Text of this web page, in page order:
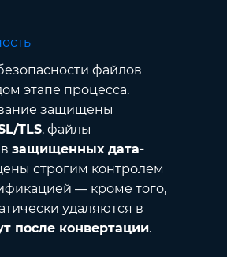
файлов
этапе процесса.
защищены
TLS, файлы
защищенных дата-
строгим контролем
— кроме того,
удаляются в
после конвертации.